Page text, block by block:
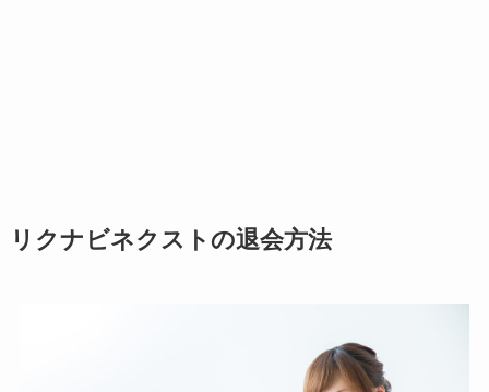
リクナビネクストの退会方法